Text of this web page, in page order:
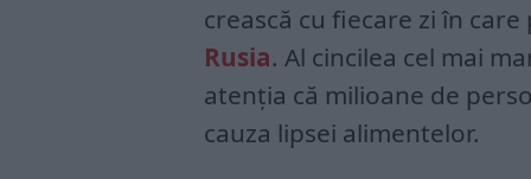
crească cu fiecare zi în
Rusia. Al cincilea cel mai
atenția că milioane de
cauza lipsei alimentelor.